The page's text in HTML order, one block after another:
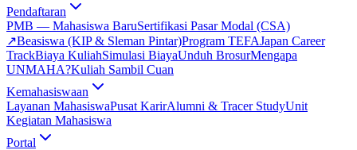
Pendaftaran
PMB — Mahasiswa BaruSertifikasi Pasar Modal (CSA)
↗Beasiswa (KIP & Sleman Pintar)Program TEFAJapan Career
TrackBiaya KuliahSimulasi BiayaUnduh BrosurMengapa
UNMAHA?Kuliah Sambil Cuan
Kemahasiswaan
Layanan MahasiswaPusat KarirAlumni & Tracer StudyUnit
Kegiatan Mahasiswa
Portal